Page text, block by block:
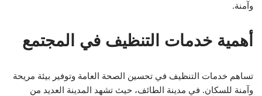
وآمنة.
أهمية خدمات التنظيف في المجتمع
تساهم خدمات التنظيف في تحسين الصحة العامة وتوفير بيئة مريحة
وآمنة للسكان. في مدينة الطائف، حيث تشهد المدينة العديد من